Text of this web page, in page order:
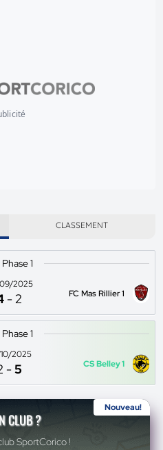
CLASSEMENT
1
2025
-2 FC Mas Rillier 1
1
2025
-5 CS Belley 1
Nouveau!
CLUB ?
SportCorico !